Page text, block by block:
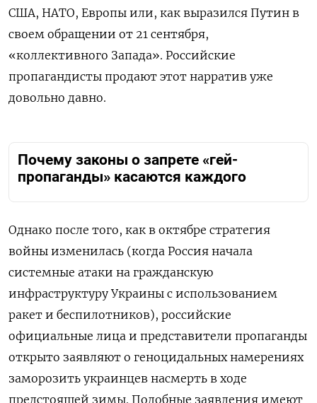
США, НАТО, Европы или, как выразился Путин в
своем обращении от 21 сентября,
«коллективного Запада». Российские
пропагандисты продают этот нарратив уже
довольно давно.
Почему законы о запрете «гей-
пропаганды» касаются каждого
Однако после того, как в октябре стратегия
войны изменилась (когда Россия начала
системные атаки на гражданскую
инфраструктуру Украины с использованием
ракет и беспилотников), российские
официальные лица и представители пропаганды
открыто заявляют о геноцидальных намерениях
заморозить украинцев насмерть в ходе
предстоящей зимы. Подобные заявления имеют